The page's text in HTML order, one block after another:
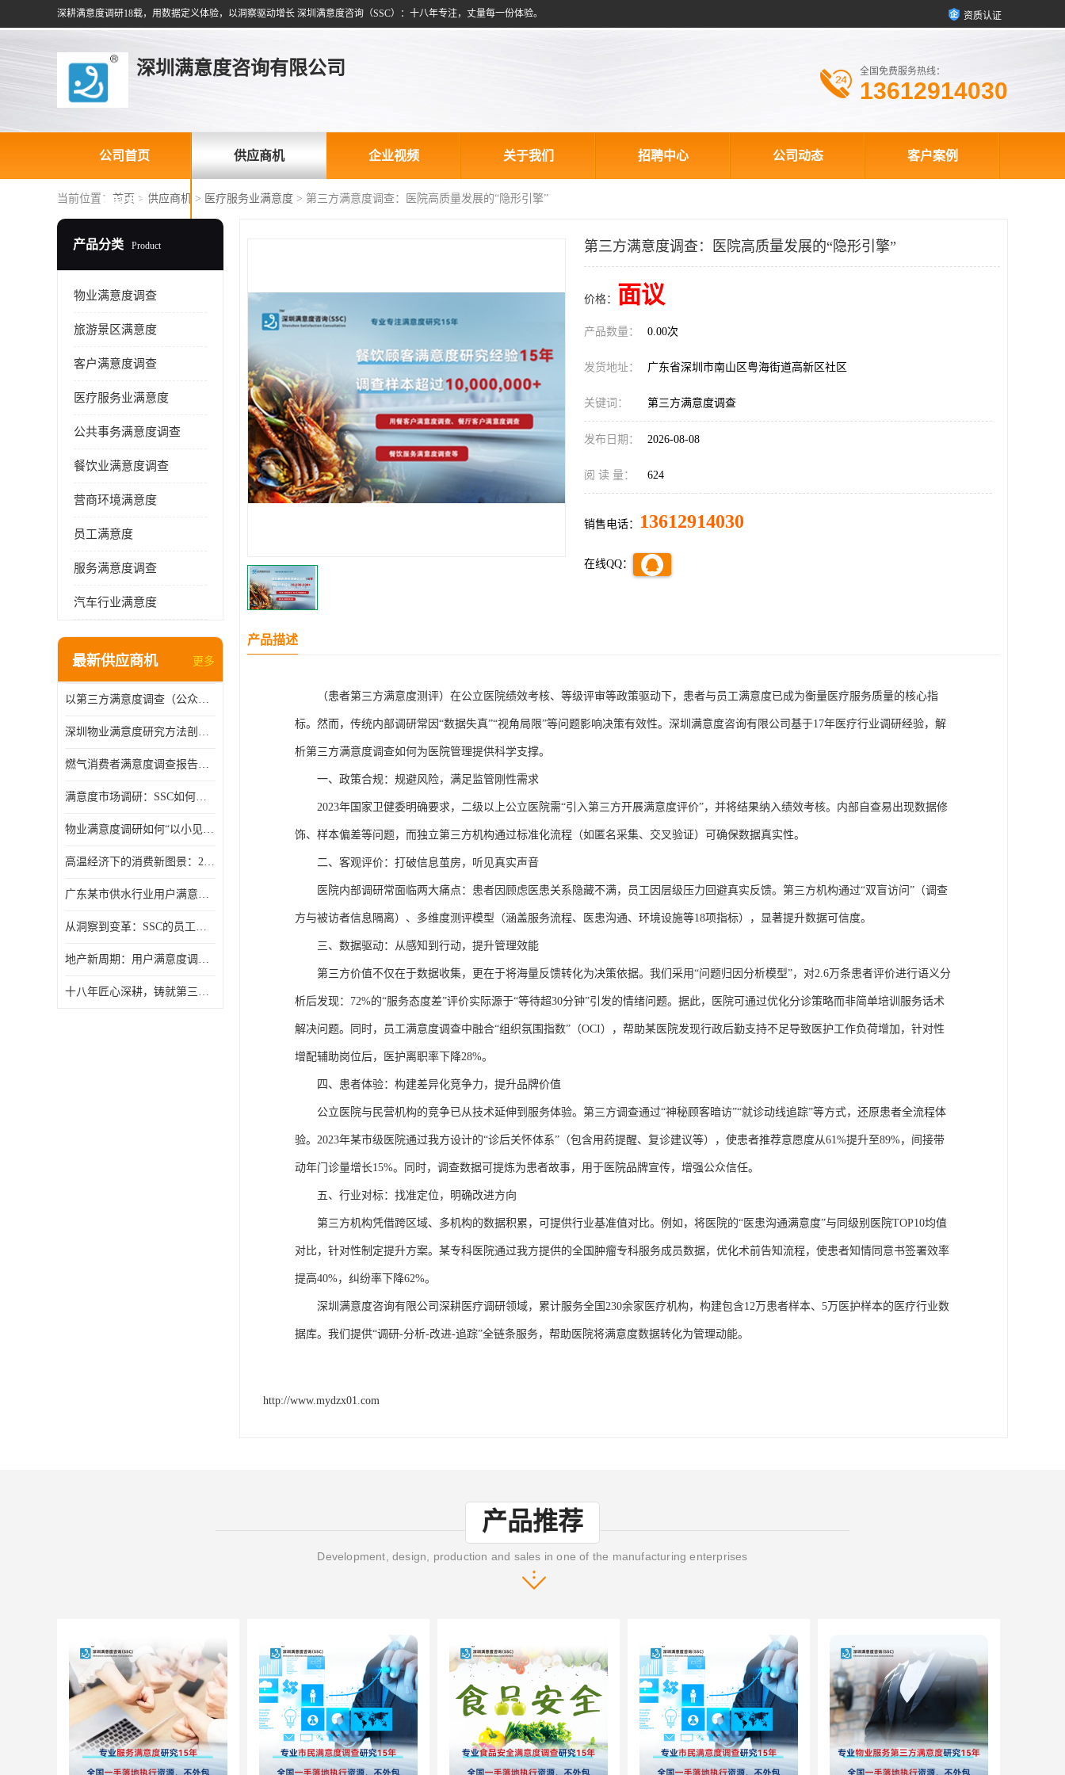
深耕满意度调研18载，用数据定义体验，以洞察驱动增长 深圳满意度咨询（SSC）：十八年专注，丈量每一份体验。 资质认证
深圳满意度咨询有限公司 全国免费服务热线：
13612914030
公司首页 供应商机 企业视频 关于我们 招聘中心 公司动态 客户案例
联系方式
当前位置： 首页 > 供应商机 > 医疗服务业满意度 > 第三方满意度调查：医院高质量发展的“隐形引擎”
产品分类 Product
物业满意度调查
旅游景区满意度
客户满意度调查
医疗服务业满意度
公共事务满意度调查
餐饮业满意度调查
营商环境满意度
员工满意度
服务满意度调查
汽车行业满意度
最新供应商机 更多
以第三方满意度调查（公众满意度调查），驱动供水服务升级
深圳物业满意度研究方法剖析：选择合适的“听诊器”
燃气消费者满意度调查报告（公众满意度调查）
满意度市场调研：SSC如何用报告让满意度“活”起来？
物业满意度调研如何“以小见大”？SSC动态抽样模型给出答案
高温经济下的消费新图景：2025年夏季消费满意度洞察
广东某市供水行业用户满意度调查报告
从洞察到变革：SSC的员工满意度调研组织诊断模型
地产新周期：用户满意度调研的价值回归
十八年匠心深耕，铸就第三方满意度调查权威
第三方满意度调查：医院高质量发展的“隐形引擎”
价格： 面议
产品数量： 0.00次
发货地址： 广东省深圳市南山区粤海街道高新区社区
关键词： 第三方满意度调查
发布日期： 2026-08-08
阅 读 量： 624
销售电话： 13612914030
在线QQ：
产品描述
（患者第三方满意度测评）在公立医院绩效考核、等级评审等政策驱动下，患者与员工满意度已成为衡量医疗服务质量的核心指
标。然而，传统内部调研常因 “数据失真”“视角局限”等问题影响决策有效性。深圳满意度咨询有限公司基于17年医疗行业调研经验，解
析第三方满意度调查如何为医院管理提供科学支撑。
一、政策合规：规避风险，满足监管刚性需求
2023年国家卫健委明确要求，二级以上公立医院需“引入第三方开展满意度评价”，并将结果纳入绩效考核。内部自查易出现数据修
饰、样本偏差等问题，而独立第三方机构通过标准化流程（如匿名采集、交叉验证）可确保数据真实性。
二、客观评价：打破信息茧房，听见真实声音
医院内部调研常面临两大痛点：患者因顾虑医患关系隐藏不满，员工因层级压力回避真实反馈。第三方机构通过“双盲访问”（调查
方与被访者信息隔离）、多维度测评模型（涵盖服务流程、医患沟通、环境设施等18项指标），显著提升数据可信度。
三、数据驱动：从感知到行动，提升管理效能
第三方价值不仅在于数据收集，更在于将海量反馈转化为决策依据。我们采用“问题归因分析模型”，对2.6万条患者评价进行语义分
析后发现：72%的“服务态度差”评价实际源于“等待超30分钟”引发的情绪问题。据此，医院可通过优化分诊策略而非简单培训服务话术
解决问题。同时，员工满意度调查中融合“组织氛围指数”（OCI），帮助某医院发现行政后勤支持不足导致医护工作负荷增加，针对性
增配辅助岗位后，医护离职率下降28%。
四、患者体验：构建差异化竞争力，提升品牌价值
公立医院与民营机构的竞争已从技术延伸到服务体验。第三方调查通过“神秘顾客暗访”“就诊动线追踪”等方式，还原患者全流程体
验。2023年某市级医院通过我方设计的“诊后关怀体系”（包含用药提醒、复诊建议等），使患者推荐意愿度从61%提升至89%，间接带
动年门诊量增长15%。同时，调查数据可提炼为患者故事，用于医院品牌宣传，增强公众信任。
五、行业对标：找准定位，明确改进方向
第三方机构凭借跨区域、多机构的数据积累，可提供行业基准值对比。例如，将医院的“医患沟通满意度”与同级别医院TOP10均值
对比，针对性制定提升方案。某专科医院通过我方提供的全国肿瘤专科服务成员数据，优化术前告知流程，使患者知情同意书签署效率
提高40%，纠纷率下降62%。
深圳满意度咨询有限公司深耕医疗调研领域，累计服务全国 230余家医疗机构，构建包含12万患者样本、5万医护样本的医疗行业数
据库。我们提供“调研-分析-改进-追踪”全链条服务，帮助医院将满意度数据转化为管理动能。
http://www.mydzx01.com
产品推荐
Development, design, production and sales in one of the manufacturing enterprises